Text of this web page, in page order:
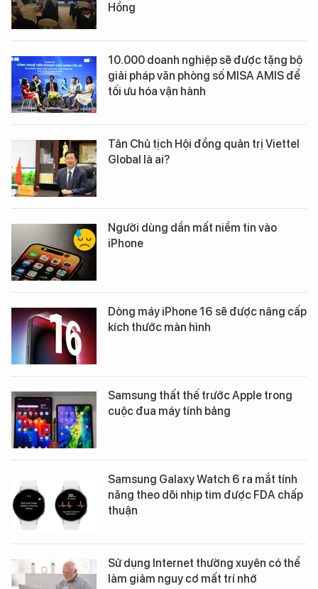
Hồng
10.000 doanh nghiệp sẽ được tặng bộ
giải pháp văn phòng số MISA AMIS để
tối ưu hóa vận hành
Tân Chủ tịch Hội đồng quản trị Viettel
Global là ai?
Người dùng dần mất niềm tin vào
iPhone
Dòng máy iPhone 16 sẽ được nâng cấp
kích thước màn hình
Samsung thất thế trước Apple trong
cuộc đua máy tính bảng
Samsung Galaxy Watch 6 ra mắt tính
năng theo dõi nhịp tim được FDA chấp
thuận
Sử dụng Internet thường xuyên có thể
làm giảm nguy cơ mất trí nhớ